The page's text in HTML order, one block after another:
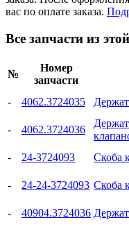
вас по оплате заказа.
Все запчасти из
№
Номер
запчасти
- 4062.3724035
-
4062.3724036
-
24-3724093 Скоба
-
24-24-3724093 Скоба
-
40904.3724036